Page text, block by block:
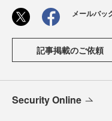
メールバッ
記事掲載のご依頼
Security Online